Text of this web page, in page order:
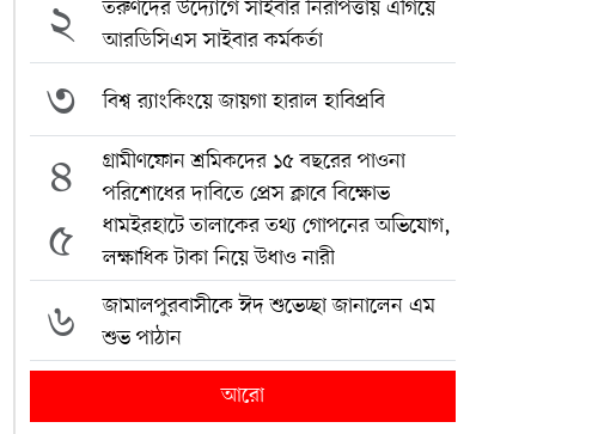
২
তরুণদের উদ্যোগে সাইবার নিরাপত্তায় এগিয়ে
আরডিসিএস সাইবার কর্মকর্তা
৩ বিশ্ব র‍্যাংকিংয়ে জায়গা হারাল হাবিপ্রবি
৪
গ্রামীণফোন শ্রমিকদের ১৫ বছরের পাওনা
পরিশোধের দাবিতে প্রেস ক্লাবে বিক্ষোভ
৫
ধামইরহাটে তালাকের তথ্য গোপনের অভিযোগ,
লক্ষাধিক টাকা নিয়ে উধাও নারী
৬
জামালপুরবাসীকে ঈদ শুভেচ্ছা জানালেন এম
শুভ পাঠান
আরো